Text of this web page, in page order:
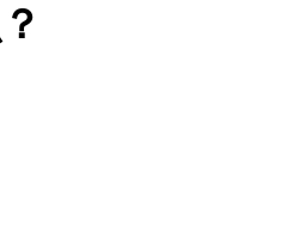
于川北医学院...